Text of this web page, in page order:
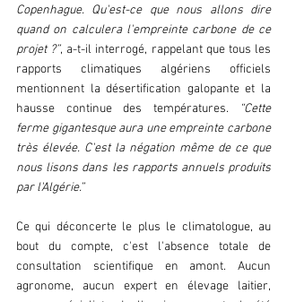
Copenhague. Qu'est-ce que nous allons dire
quand on calculera l'empreinte carbone de ce
projet ?”, a-t-il interrogé, rappelant que tous les
rapports climatiques algériens officiels
mentionnent la désertification galopante et la
hausse continue des températures.
“Cette
ferme gigantesque aura une empreinte carbone
très élevée. C'est la négation même de ce que
nous lisons dans les rapports annuels produits
par l'Algérie.”
Ce qui déconcerte le plus le climatologue, au
bout du compte, c'est l'absence totale de
consultation scientifique en amont. Aucun
agronome, aucun expert en élevage laitier,